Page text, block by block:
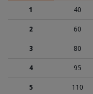
1 40
2 60
3 80
4 95
5 110